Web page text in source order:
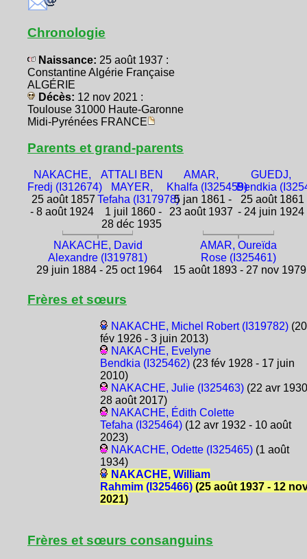
Chronologie
Naissance: 25 août 1937 :
Constantine Algérie Française
ALGÉRIE
Décès: 12 nov 2021 :
Toulouse 31000 Haute-Garonne
Midi-Pyrénées FRANCE
Parents et grand-parents
NAKACHE,
Fredj (I312674)
25 août 1857
- 8 août 1924
ATTALI BEN
MAYER,
Tefaha (I317978)
1 juil 1860 -
28 déc 1935
AMAR,
Khalfa (I325459)
5 jan 1861 -
23 août 1937
GUEDJ,
Bendkia
25 août 1861
- 24 juin 1924
NAKACHE, David
Alexandre (I319781)
29 juin 1884 - 25 oct 1964
AMAR, Oureïda
Rose (I325461)
15 août 1893 - 27 nov 1979
Frères et sœurs
NAKACHE, Michel Robert (I319782)(20
fév 1926 - 3 juin 2013)
NAKACHE, Evelyne
Bendkia (I325462)(23 fév 1928 - 17 juin
2010)
NAKACHE, Julie (I325463)(22 avr
28 août 2017)
NAKACHE, Édith Colette
Tefaha (I325464)(12 avr 1932 - 10 août
2023)
NAKACHE, Odette (I325465)(1 août
1934)
NAKACHE, William
Rahmim (I325466)(25 août 1937 - 12
2021)
Frères et sœurs consanguins